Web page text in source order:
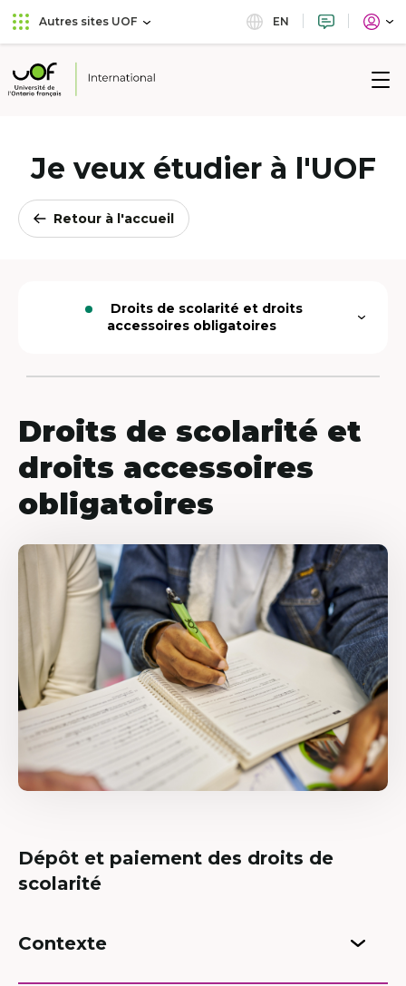
Aller
au
principal
Passer
au
Autres sites UOF EN
Université
français
Je veux étudier à l'UOF
Retour à l'accueil
Droits de scolarité et droits
accessoires obligatoires
Droits de scolarité et
droits accessoires
obligatoires
Dépôt et paiement des droits de
scolarité
Contexte